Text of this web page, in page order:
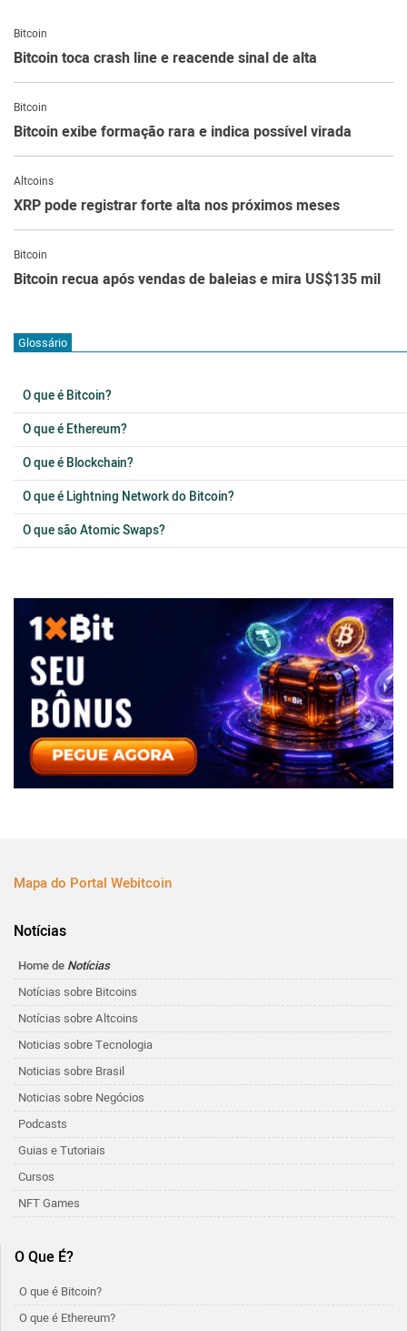
Bitcoin
Bitcoin toca crash line e reacende sinal de alta
Bitcoin
Bitcoin exibe formação rara e indica possível virada
Altcoins
XRP pode registrar forte alta nos próximos meses
Bitcoin
Bitcoin recua após vendas de baleias e mira US$135 mil
Glossário
O que é Bitcoin?
O que é Ethereum?
O que é Blockchain?
O que é Lightning Network do Bitcoin?
O que são Atomic Swaps?
Mapa do Portal Webitcoin
Notícias
Home de Notícias
Notícias sobre Bitcoins
Notícias sobre Altcoins
Noticias sobre Tecnologia
Noticias sobre Brasil
Noticias sobre Negócios
Podcasts
Guias e Tutoriais
Cursos
NFT Games
O Que É?
O que é Bitcoin?
O que é Ethereum?